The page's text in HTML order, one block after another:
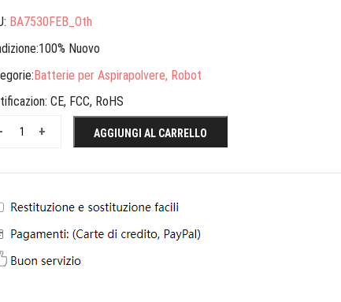
BA7530FEB_Oth
Nuovo
Batterie per Aspirapolvere, Robot
CE, FCC, RoHS
+
- AGGIUNGI AL CARRELLO